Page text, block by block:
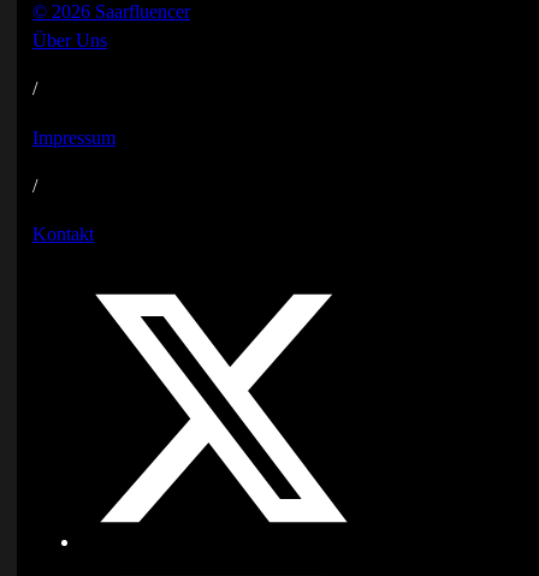
© 2026 Saarfluencer
Über Uns
/
Impressum
/
Kontakt